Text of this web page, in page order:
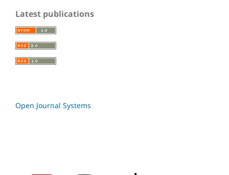
Latest publications
Open Journal Systems